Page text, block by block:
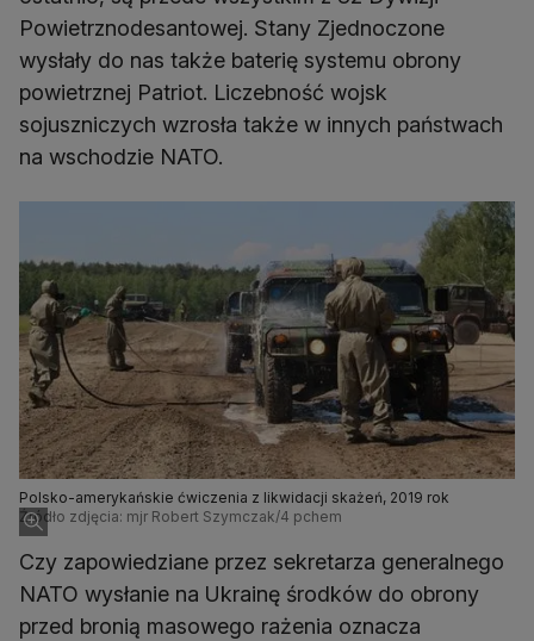
Powietrznodesantowej. Stany Zjednoczone
wysłały do nas także baterię systemu obrony
powietrznej Patriot. Liczebność wojsk
sojuszniczych wzrosła także w innych państwach
Polsko-amerykańskie ćwiczenia z likwidacji skażeń, 2019 rok
Źródło zdjęcia: mjr Robert Szymczak/4 pchem
Czy zapowiedziane przez sekretarza generalnego
NATO wysłanie na Ukrainę środków do obrony
przed bronią masowego rażenia oznacza